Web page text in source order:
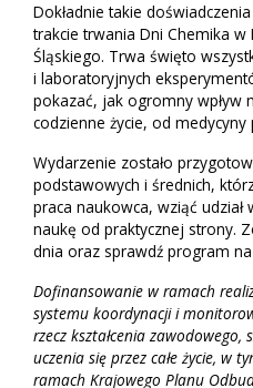
Dokładnie takie
trakcie trwania Dni Chemika w
Śląskiego. Trwa święto
i laboratoryjnych
pokazać, jak ogromny wpływ
codzienne życie, od
Wydarzenie zostało
podstawowych i średnich,
praca naukowca, wziąć
naukę od praktycznej strony.
dnia oraz sprawdź program na
Dofinansowanie w ramach
systemu koordynacji i
rzecz kształcenia zawodowego,
uczenia się przez całe życie, w
ramach Krajowego Planu